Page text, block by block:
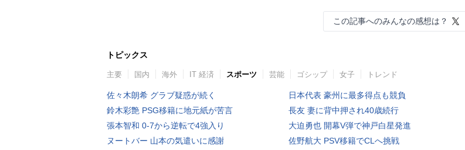
この記事へのみんなの感想は？
トピックス
主要 国内 海外 IT 経済 スポーツ 芸能 ゴシップ 女子 トレンド
佐々木朗希 グラブ疑惑が続く
鈴木彩艶 PSG移籍に地元紙が苦言
張本智和 0-7から逆転で4強入り
ヌートバー 山本の気遣いに感謝
日本代表 豪州に最多得点も競負
長友 妻に背中押され40歳続行
大迫勇也 開幕V弾で神戸白星発進
佐野航大 PSV移籍でCLへ挑戦